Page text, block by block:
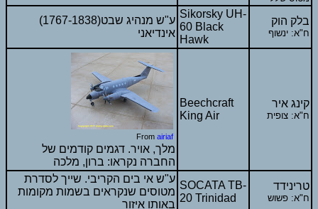
(1767-1838)ע"ש מנהיג שבט
אינדיאני
Sikorsky UH-
60 Black
Hawk
בלק הוק
ח"א: ינשוף
From airiaf
מלך, אויר. דגמים קודמים של
החברה נקראו: ברון, מלכה
Beechcraft
King Air
קינג איר
ח"א: צופית
ע"ש אי בים הקריבי. שייך לסדרת
מטוסים שנקראים בשמות מקומות
באותו איזור
SOCATA TB-
20 Trinidad
טרינידד
ח"א: פשוש